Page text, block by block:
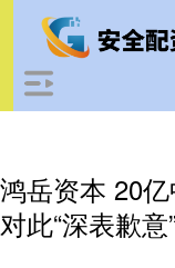
鸿岳资本 20
对此“深表歉意